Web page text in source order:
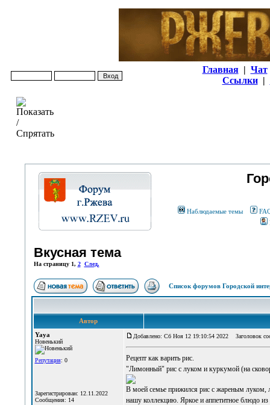
Главная | Чат
Ссылки |
Наблюдаемые темы
Вкусная тема
На страницу 1, 2 След.
Список форумов Городской
Автор
Yaya
Новенький
Репутация: 0
Зарегистрирован: 12.11.2022
Сообщения: 14
Добавлено: Сб Ноя 12 19:10:54 2022 Заголовок
Рецепт как варить рис.
"Лимонный" рис с луком и куркумой (на
В моей семье прижился рис с жареным луком,
нашу коллекцию. Яркое и аппетитное блюдо